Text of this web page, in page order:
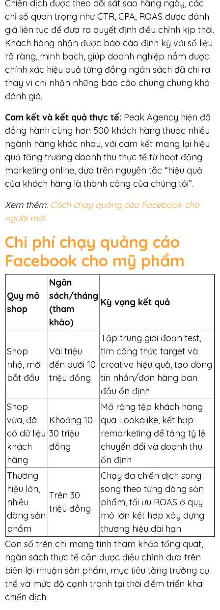
Chiến dịch được theo dõi sát sao hàng ngày, các
chỉ số quan trọng như CTR, CPA, ROAS được đánh
giá liên tục để đưa ra quyết định điều chỉnh kịp thời.
Khách hàng nhận được báo cáo định kỳ với số liệu
rõ ràng, minh bạch, giúp doanh nghiệp nắm được
chính xác hiệu quả từng đồng ngân sách đã chi ra
thay vì chỉ nhận những báo cáo chung chung khó
đánh giá.
Cam kết và kết quả thực tế: Peak Agency hiện đã
đồng hành cùng hơn 500 khách hàng thuộc nhiều
ngành hàng khác nhau, với cam kết mang lại hiệu
quả tăng trưởng doanh thu thực tế từ hoạt động
marketing online, dựa trên nguyên tắc “hiệu quả
của khách hàng là thành công của chúng tôi”.
Xem thêm: Cách chạy quảng cáo Facebook cho
người mới
Chi phí chạy quảng cáo
Facebook cho mỹ phẩm
Quy mô
shop
Ngân
sách/tháng
(tham
khảo)
Kỳ vọng kết quả
Shop
nhỏ, mới
bắt đầu
Vài triệu
đến dưới 10
triệu đồng
Tập trung giai đoạn test,
tìm công thức target và
creative hiệu quả, tạo dòng
tin nhắn/đơn hàng ban
đầu ổn định
Shop
vừa, đã
có dữ liệu
khách
hàng
Khoảng 10-
30 triệu
đồng
Mở rộng tệp khách hàng
qua Lookalike, kết hợp
remarketing để tăng tỷ lệ
chuyển đổi và doanh thu
ổn định
Thương
hiệu lớn,
nhiều
dòng sản
phẩm
Trên 30
triệu đồng
Chạy đa chiến dịch song
song theo từng dòng sản
phẩm, tối ưu ROAS ở quy
mô lớn kết hợp xây dựng
thương hiệu dài hạn
Con số trên chỉ mang tính tham khảo tổng quát,
ngân sách thực tế cần được điều chỉnh dựa trên
biên lợi nhuận sản phẩm, mục tiêu tăng trưởng cụ
thể và mức độ cạnh tranh tại thời điểm triển khai
chiến dịch.